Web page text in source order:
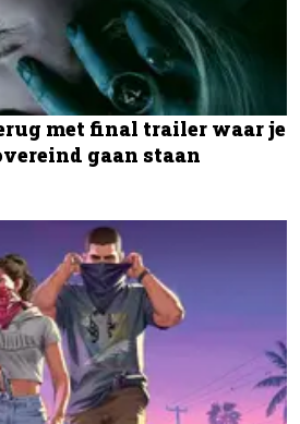
met final trailer waar je
gaan staan